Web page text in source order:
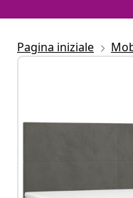
Pagina iniziale